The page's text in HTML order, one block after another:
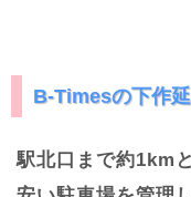
B-Timesの下作
駅北口まで約1km